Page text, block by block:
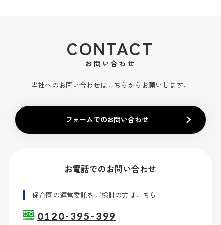
CONTACT
お問い合わせ
当社へのお問い合わせはこちらからお願いします。
フォームでのお問い合わせ
お電話でのお問い合わせ
保育園の運営委託をご検討の方はこちら
0120-395-399